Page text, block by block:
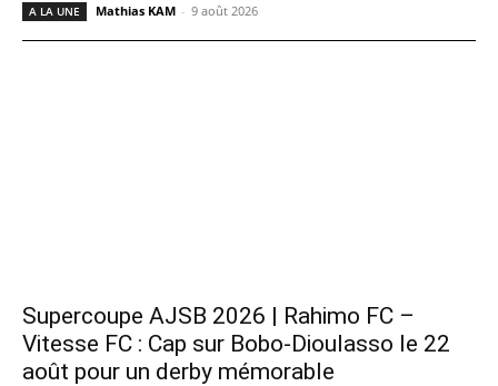
A LA UNE Mathias KAM - 9 août 2026
Supercoupe AJSB 2026 | Rahimo FC –
Vitesse FC : Cap sur Bobo-Dioulasso le 22
août pour un derby mémorable